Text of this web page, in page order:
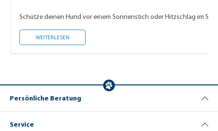
Schütze deinen Hund vor einem Sonnenstich oder Hitzschlag im
WEITERLESEN
Persönliche Beratung
Service